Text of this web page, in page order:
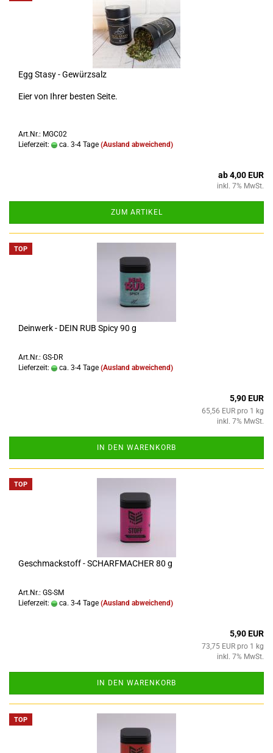
Egg Stasy - Gewürzsalz
Eier von Ihrer besten Seite.
Art.Nr.: MGC02
Lieferzeit:
ca. 3-4 Tage (Ausland abweichend)
ab 4,00 EUR
inkl. 7% MwSt.
ZUM ARTIKEL
TOP
Deinwerk - DEIN RUB Spicy 90 g
Art.Nr.: GS-DR
Lieferzeit:
ca. 3-4 Tage (Ausland abweichend)
5,90 EUR
65,56 EUR pro 1 kg
inkl. 7% MwSt.
IN DEN WARENKORB
TOP
Geschmackstoff - SCHARFMACHER 80 g
Art.Nr.: GS-SM
Lieferzeit:
ca. 3-4 Tage (Ausland abweichend)
5,90 EUR
73,75 EUR pro 1 kg
inkl. 7% MwSt.
IN DEN WARENKORB
TOP